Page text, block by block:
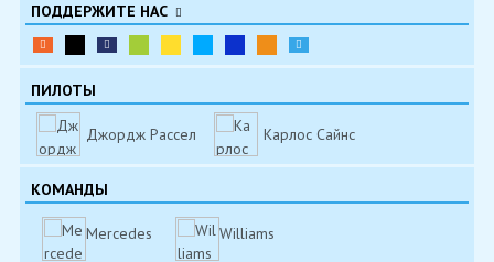
ПОДДЕРЖИТЕ НАС
ПИЛОТЫ
Джордж Рассел Карлос Сайнс
КОМАНДЫ
Mercedes Williams